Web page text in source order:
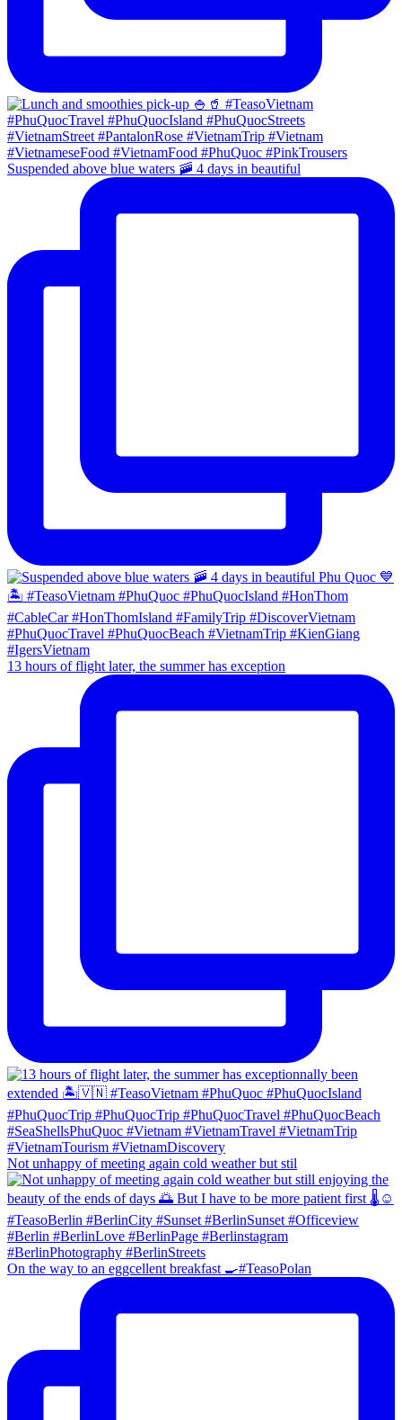
Suspended above blue waters 🚠 4 days in beautiful
13 hours of flight later, the summer has exception
Not unhappy of meeting again cold weather but stil
On the way to an eggcellent breakfast 🍳#TeasoPolan